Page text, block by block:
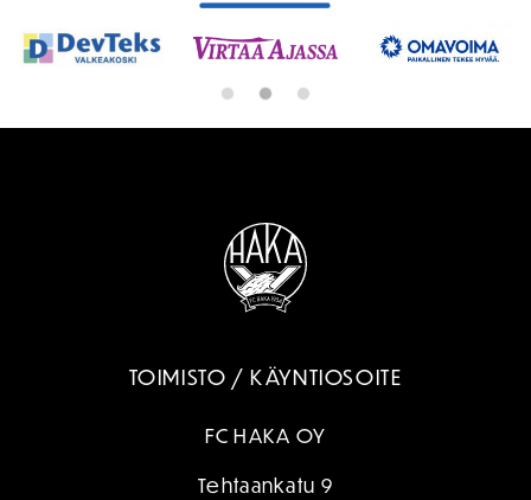
TOIMISTO / KÄYNTIOSOITE
FC HAKA OY
Tehtaankatu 9